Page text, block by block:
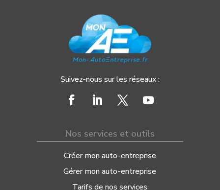
Suivez-nous sur les réseaux :
Nos services et outils
Créer mon auto-entreprise
Gérer mon auto-entreprise
Tarifs de nos services